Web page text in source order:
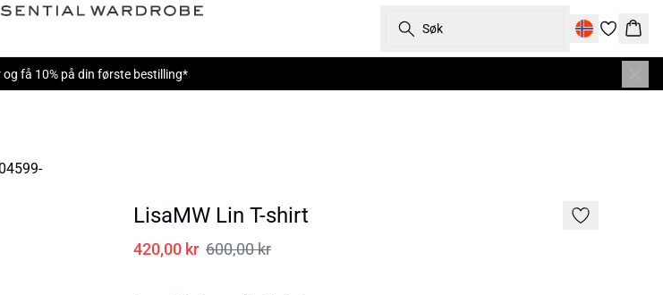
Søk
og få 10% på din første bestilling*
LisaMW Lin T-shirt
420,00 kr 600,00 kr